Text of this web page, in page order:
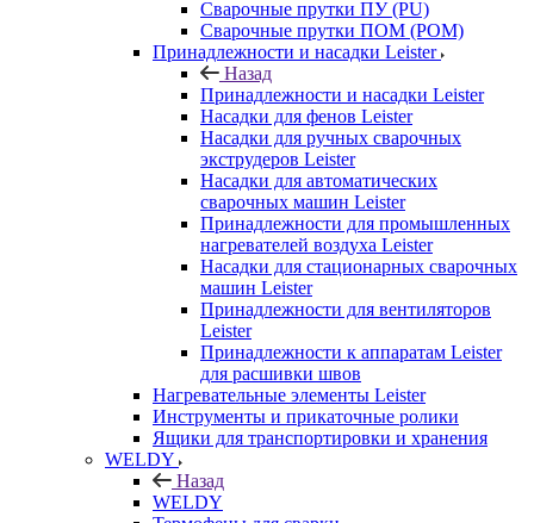
Сварочные прутки ПУ (PU)
Сварочные прутки ПОМ (POM)
Принадлежности и насадки Leister
Назад
Принадлежности и насадки Leister
Насадки для фенов Leister
Насадки для ручных сварочных
экструдеров Leister
Насадки для автоматических
сварочных машин Leister
Принадлежности для промышленных
нагревателей воздуха Leister
Насадки для стационарных сварочных
машин Leister
Принадлежности для вентиляторов
Leister
Принадлежности к аппаратам Leister
для расшивки швов
Нагревательные элементы Leister
Инструменты и прикаточные ролики
Ящики для транспортировки и хранения
WELDY
Назад
WELDY